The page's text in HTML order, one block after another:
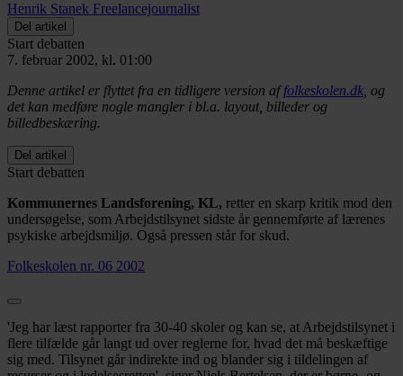
Henrik Stanek Freelancejournalist
Del artikel
Start debatten
7. februar 2002, kl. 01:00
Denne artikel er flyttet fra en tidligere version affolkeskolen.dk, og
det kan medføre nogle mangler i bl.a. layout, billeder og
billedbeskæring.
Del artikel
Start debatten
Kommunernes Landsforening, KL, retter en skarp kritik mod den
undersøgelse, som Arbejdstilsynet sidste år gennemførte af lærenes
psykiske arbejdsmiljø. Også pressen står for skud.
Folkeskolen nr. 06 2002
'Jeg har læst rapporter fra 30-40 skoler og kan se, at Arbejdstilsynet i
flere tilfælde går langt ud over reglerne for, hvad det må beskæftige
sig med. Tilsynet går indirekte ind og blander sig i tildelingen af